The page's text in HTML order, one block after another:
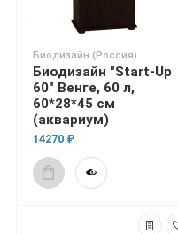
Биодизайн (Россия)
Биодизайн "Start-Up
60" Венге, 60 л,
60*28*45 см
(аквариум)
14270 ₽